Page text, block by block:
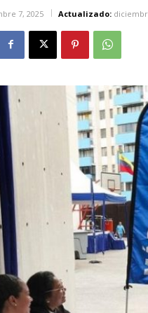
7, 2025 Actualizado: